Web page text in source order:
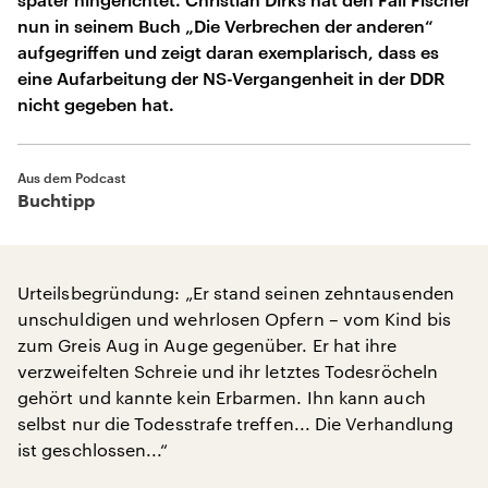
nun in seinem Buch „Die Verbrechen der anderen“
aufgegriffen und zeigt daran exemplarisch, dass es
eine Aufarbeitung der NS-Vergangenheit in der DDR
nicht gegeben hat.
Aus dem Podcast
Buchtipp
Urteilsbegründung: „Er stand seinen zehntausenden
unschuldigen und wehrlosen Opfern – vom Kind bis
zum Greis Aug in Auge gegenüber. Er hat ihre
verzweifelten Schreie und ihr letztes Todesröcheln
gehört und kannte kein Erbarmen. Ihn kann auch
selbst nur die Todesstrafe treffen... Die Verhandlung
ist geschlossen...“